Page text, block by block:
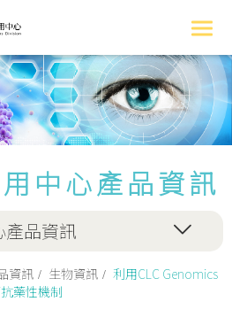
中心產品資訊
產品資訊
資訊 生物資訊
利用CLC Genomics
藥性機制